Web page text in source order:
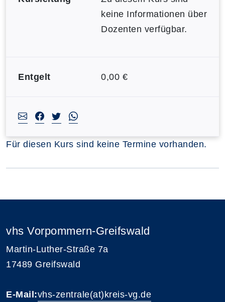
keine Informationen über
Dozenten verfügbar.
Entgelt 0,00 €
Für diesen Kurs sind keine Termine vorhanden.
vhs Vorpommern-Greifswald
Martin-Luther-Straße 7a
17489 Greifswald
E-Mail:vhs-zentrale(at)kreis-vg.de